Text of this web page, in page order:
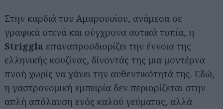
Στην καρδιά του Αμαρουσίου, ανάμεσα σε
γραφικά στενά και σύγχρονα αστικά τοπία, η
Striggla επαναπροσδιορίζει την έννοια της
ελληνικής κουζίνας, δίνοντάς της μια μοντέρνα
πνοή χωρίς να χάνει την αυθεντικότητά της. Εδώ,
η γαστρονομική εμπειρία δεν περιορίζεται στην
απλή απόλαυση ενός καλού γεύματος, αλλά